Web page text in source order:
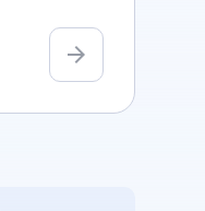
arrow_forward